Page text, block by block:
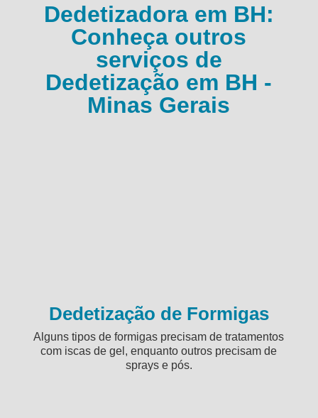
Dedetizadora em BH:
Conheça outros
serviços de
Dedetização em BH -
Minas Gerais
Dedetização de Formigas
Alguns tipos de formigas precisam de tratamentos
com iscas de gel, enquanto outros precisam de
sprays e pós.